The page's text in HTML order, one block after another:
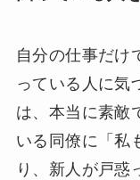
自分の仕事だ
っている人に気
は、本当に素敵
いる同僚に「私
り、新人が戸惑